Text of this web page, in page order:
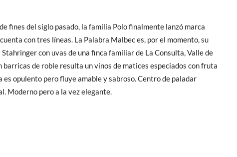
fines del siglo pasado, la familia Polo finalmente lanzó marca
con tres líneas. La Palabra Malbec es, por el momento, su
con uvas de una finca familiar de La Consulta, Valle de
barricas de roble resulta un vinos de matices especiados con fruta
opulento pero fluye amable y sabroso. Centro de paladar
Moderno pero a la vez elegante.